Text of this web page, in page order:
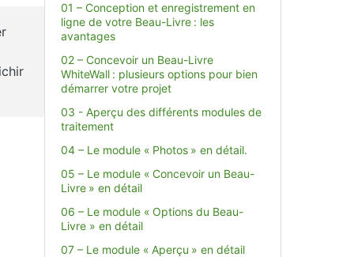
01 – Conception et enregistrement en
ligne de votre Beau-Livre : les
avantages
02 – Concevoir un Beau-Livre
WhiteWall : plusieurs options pour bien
démarrer votre projet
03 - Aperçu des différents modules de
traitement
04 – Le module « Photos » en détail.
05 – Le module « Concevoir un Beau-
Livre » en détail
06 – Le module « Options du Beau-
Livre » en détail
07 – Le module « Aperçu » en détail